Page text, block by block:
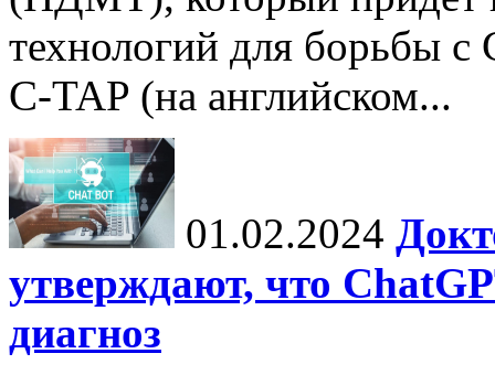
технологий для борьбы
C-TAP (на английском...
01.02.2024
утверждают, что
диагноз